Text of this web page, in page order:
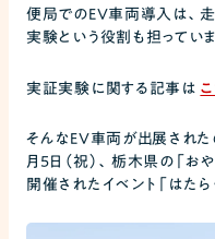
便局でのEV車両導入は、
実験という役割も担っていま
実証実験に関する記事は
そんなEV車両が出展され
月5日（祝）、栃木県の「お
開催されたイベント「はたら